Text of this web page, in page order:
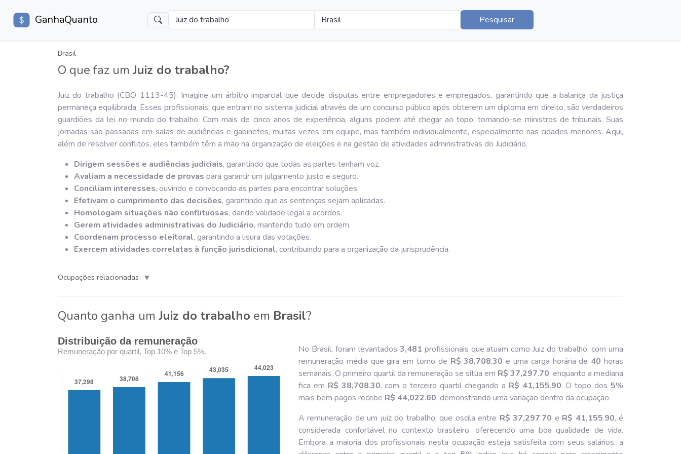
GanhaQuanto Juiz do trabalho Brasil Pesquisar
Brasil
O que faz um Juiz do trabalho?
Juiz do trabalho (CBO 1113-45): Imagine um árbitro imparcial que decide disputas entre empregadores e empregados, garantindo que a balança da justiça
permaneça equilibrada. Esses profissionais, que entram no sistema judicial através de um concurso público após obterem um diploma em direito, são verdadeiros
guardiões da lei no mundo do trabalho. Com mais de cinco anos de experiência, alguns podem até chegar ao topo, tornando-se ministros de tribunais. Suas
jornadas são passadas em salas de audiências e gabinetes, muitas vezes em equipe, mas também individualmente, especialmente nas cidades menores. Aqui,
além de resolver conflitos, eles também têm a mão na organização de eleições e na gestão de atividades administrativas do Judiciário.
Dirigem sessões e audiências judiciais, garantindo que todas as partes tenham voz.
Avaliam a necessidade de provas para garantir um julgamento justo e seguro.
Conciliam interesses, ouvindo e convocando as partes para encontrar soluções.
Efetivam o cumprimento das decisões, garantindo que as sentenças sejam aplicadas.
Homologam situações não conflituosas, dando validade legal a acordos.
Gerem atividades administrativas do Judiciário, mantendo tudo em ordem.
Coordenam processo eleitoral, garantindo a lisura das votações.
Exercem atividades correlatas à função jurisdicional, contribuindo para a organização da jurisprudência.
Ocupações relacionadas ▼
Quanto ganha um Juiz do trabalho em Brasil?
Distribuição da remuneração
Remuneração por quartil, Top 10% e Top 5%. No Brasil, foram levantados 3,481 profissionais que atuam como Juiz do trabalho, com uma
remuneração média que gira em torno de R$ 38,708.30 e uma carga horária de 40 horas
semanais. O primeiro quartil da remuneração se situa em R$ 37,297.70, enquanto a mediana
fica em R$ 38,708.30, com o terceiro quartil chegando a R$ 41,155.90. O topo dos 5%
mais bem pagos recebe R$ 44,022.60, demonstrando uma variação dentro da ocupação.
A remuneração de um juiz do trabalho, que oscila entre R$ 37,297.70 e R$ 41,155.90, é
considerada confortável no contexto brasileiro, oferecendo uma boa qualidade de vida.
Embora a maioria dos profissionais nesta ocupação esteja satisfeita com seus salários, a